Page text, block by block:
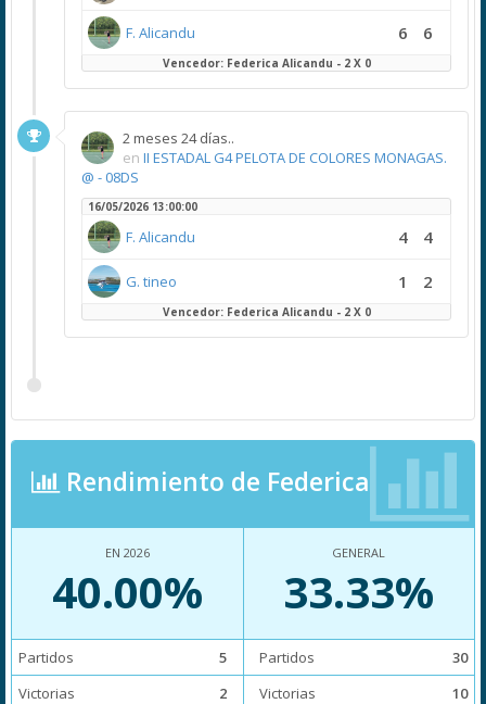
F. Alicandu 6 6
Vencedor: Federica Alicandu - 2 X 0
2 meses 24 días..
en II ESTADAL G4 PELOTA DE COLORES MONAGAS.
@ - 08DS
16/05/2026 13:00:00
F. Alicandu 4 4
G. tineo 1 2
Vencedor: Federica Alicandu - 2 X 0
Rendimiento de Federica
EN 2026
40.00%
Partidos
5
Victorias
2
GENERAL
33.33%
Partidos
30
Victorias
10